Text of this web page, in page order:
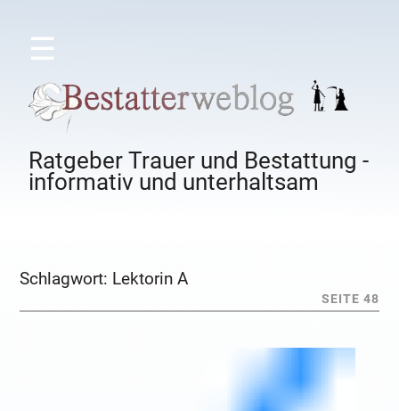
☰
Ratgeber Trauer und Bestattung -
informativ und unterhaltsam
Schlagwort: Lektorin A
SEITE 48